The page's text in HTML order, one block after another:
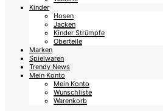
Kinder
Hosen
Jacken
Kinder Strümpfe
Oberteile
Marken
Spielwaren
Trendy News
Mein Konto
Mein Konto
Wunschliste
Warenkorb